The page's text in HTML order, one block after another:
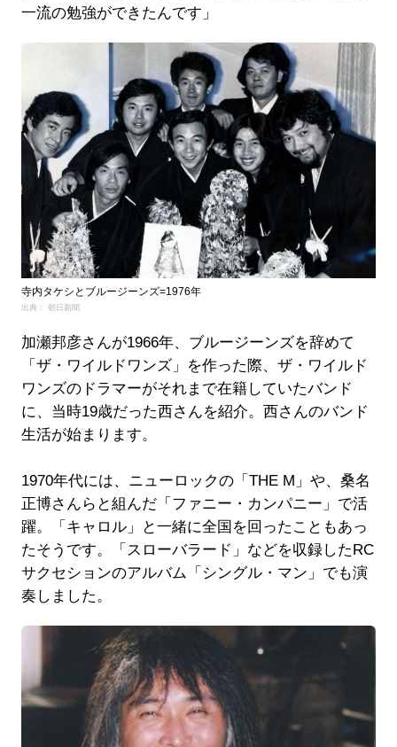
一流の勉強ができたんです」
寺内タケシとブルージーンズ=1976年
出典： 朝日新聞
加瀬邦彦さんが1966年、ブルージーンズを辞めて
「ザ・ワイルドワンズ」を作った際、ザ・ワイルド
ワンズのドラマーがそれまで在籍していたバンド
に、当時19歳だった西さんを紹介。西さんのバンド
生活が始まります。
1970年代には、ニューロックの「THE M」や、桑名
正博さんらと組んだ「ファニー・カンパニー」で活
躍。「キャロル」と一緒に全国を回ったこともあっ
たそうです。「スローバラード」などを収録したRC
サクセションのアルバム「シングル・マン」でも演
奏しました。